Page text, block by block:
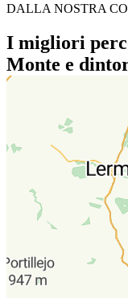
DALLA NOSTRA
I migliori
Monte e